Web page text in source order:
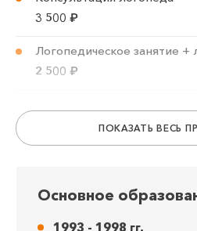
дислалия,
дисграфия,
дислексия,
3 500 ₽
2 500 ₽
Логопедическое занятие +
минут)
ПОКАЗАТЬ ВЕСЬ
Основное
1993 - 1998 гг.